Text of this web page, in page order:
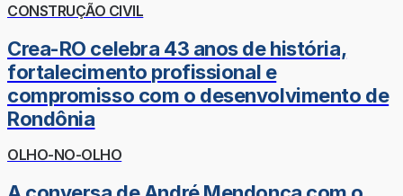
CONSTRUÇÃO CIVIL
Crea-RO celebra 43 anos de história,
fortalecimento profissional e
compromisso com o desenvolvimento de
Rondônia
OLHO-NO-OLHO